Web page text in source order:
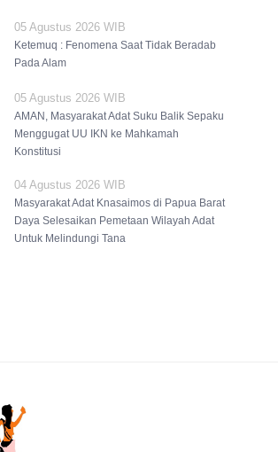
05 Agustus 2026 WIB
Ketemuq : Fenomena Saat Tidak Beradab
Pada Alam
05 Agustus 2026 WIB
AMAN, Masyarakat Adat Suku Balik Sepaku
Menggugat UU IKN ke Mahkamah
Konstitusi
04 Agustus 2026 WIB
Masyarakat Adat Knasaimos di Papua Barat
Daya Selesaikan Pemetaan Wilayah Adat
Untuk Melindungi Tana